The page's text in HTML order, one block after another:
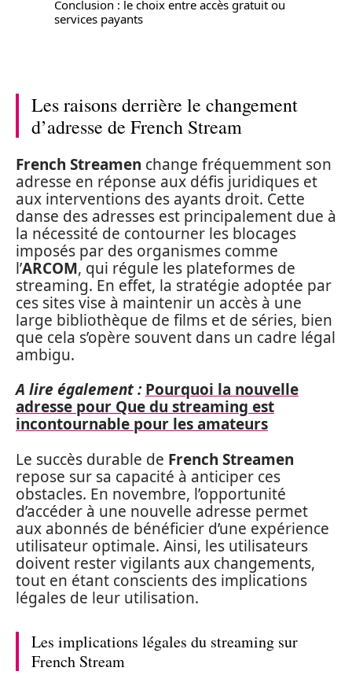
Conclusion : le choix entre accès gratuit ou
services payants
Les raisons derrière le changement
d’adresse de French Stream
French Streamen change fréquemment son
adresse en réponse aux défis juridiques et
aux interventions des ayants droit. Cette
danse des adresses est principalement due à
la nécessité de contourner les blocages
imposés par des organismes comme
l’ARCOM, qui régule les plateformes de
streaming. En effet, la stratégie adoptée par
ces sites vise à maintenir un accès à une
large bibliothèque de films et de séries, bien
que cela s’opère souvent dans un cadre légal
ambigu.
A lire également : Pourquoi la nouvelle
adresse pour Que du streaming est
incontournable pour les amateurs
Le succès durable de French Streamen
repose sur sa capacité à anticiper ces
obstacles. En novembre, l’opportunité
d’accéder à une nouvelle adresse permet
aux abonnés de bénéficier d’une expérience
utilisateur optimale. Ainsi, les utilisateurs
doivent rester vigilants aux changements,
tout en étant conscients des implications
légales de leur utilisation.
Les implications légales du streaming sur
French Stream